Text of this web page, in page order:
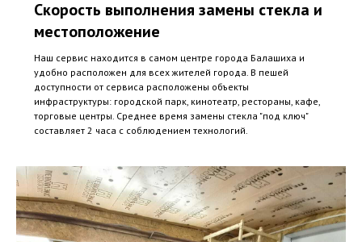
Скорость выполнения замены стекла и
местоположение
Наш сервис находится в самом центре города Балашиха и
удобно расположен для всех жителей города. В пешей
доступности от сервиса расположены объекты
инфраструктуры: городской парк, кинотеатр, рестораны, кафе,
торговые центры. Среднее время замены стекла "под ключ"
составляет 2 часа с соблюдением технологий.